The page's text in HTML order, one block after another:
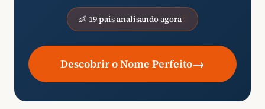
👶 19 pais analisando agora
Descobrir o Nome Perfeito→